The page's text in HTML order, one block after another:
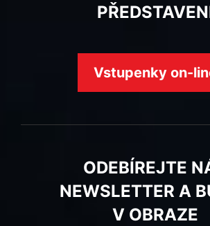
Vstupenky on-
ODEBÍREJTE
NEWSLETTER A
V OBRAZE